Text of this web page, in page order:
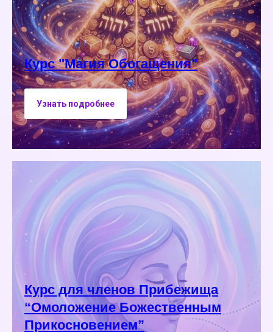
Курс "Магия Обогащения"
Узнать подробнее
Курс для членов Прибежища
“Омоложение Божественным
Прикосновением”